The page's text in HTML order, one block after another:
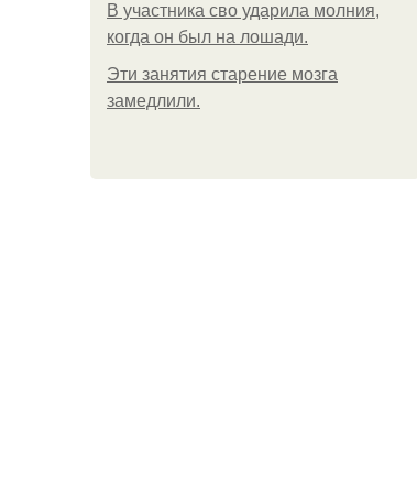
В участника сво ударила молния,
когда он был на лошади.
Эти занятия старение мозга
замедлили.